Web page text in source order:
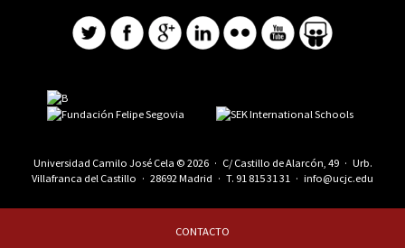
Universidad Camilo José Cela © 2026 · C/ Castillo de Alarcón, 49 · Urb.
Villafranca del Castillo · 28692 Madrid · T. 91 815 31 31 · info@ucjc.edu
CONTACTO